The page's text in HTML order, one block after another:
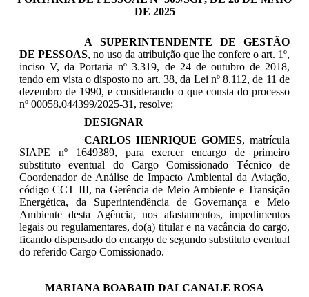
DE 2025
A SUPERINTENDENTE DE GESTÃO
DE PESSOAS, no uso da atribuição que lhe confere o art. 1º,
inciso V, da Portaria nº 3.319, de 24 de outubro de 2018,
tendo em vista o disposto no art. 38, da Lei nº 8.112, de 11 de
dezembro de 1990, e considerando o que consta do processo
nº 00058.044399/2025-31, resolve:
DESIGNAR
CARLOS HENRIQUE GOMES, matrícula
SIAPE nº 1649389, para exercer encargo de primeiro
substituto eventual do Cargo Comissionado Técnico de
Coordenador de Análise de Impacto Ambiental da Aviação,
código CCT III, na Gerência de Meio Ambiente e Transição
Energética, da Superintendência de Governança e Meio
Ambiente desta Agência, nos afastamentos, impedimentos
legais ou regulamentares, do(a) titular e na vacância do cargo,
ficando dispensado do encargo de segundo substituto eventual
do referido Cargo Comissionado.
MARIANA BOABAID DALCANALE ROSA